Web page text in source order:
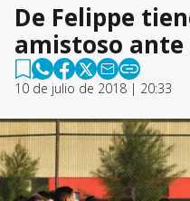
De Felippe
amistoso ante
10 de julio de 2018 | 20:33